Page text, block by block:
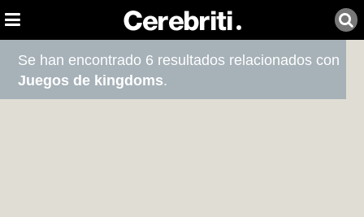
Se han encontrado 6 resultados relacionados con
Juegos de kingdoms.